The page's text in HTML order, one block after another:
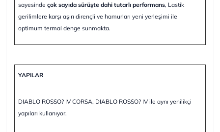
sayesinde çok sayıda sürüşte dahi tutarlı performans, Lastik
gerilimlere karşı aşırı dirençli ve hamurları yeni yerleşimi ile
optimum termal denge sunmakta.
YAPILAR
DIABLO ROSSO? IV CORSA, DIABLO ROSSO? IV ile aynı yenilikçi
yapıları kullanıyor.